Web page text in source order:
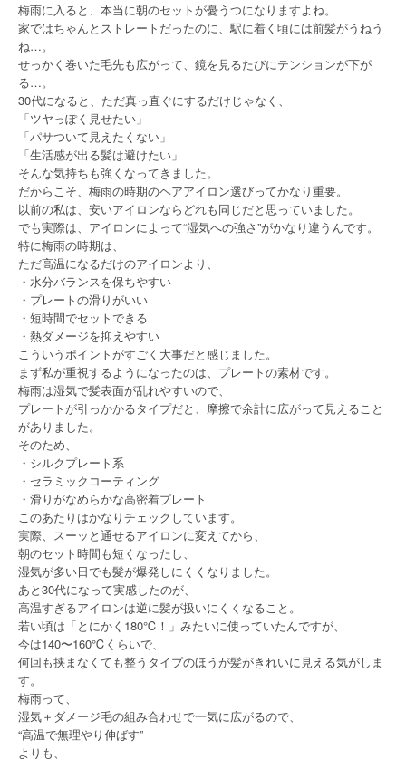
梅雨に入ると、本当に朝のセットが憂うつになりますよね。
家ではちゃんとストレートだったのに、駅に着く頃には前髪がうねう
ね…。
せっかく巻いた毛先も広がって、鏡を見るたびにテンションが下が
る…。
30代になると、ただ真っ直ぐにするだけじゃなく、
「ツヤっぽく見せたい」
「パサついて見えたくない」
「生活感が出る髪は避けたい」
そんな気持ちも強くなってきました。
だからこそ、梅雨の時期のヘアアイロン選びってかなり重要。
以前の私は、安いアイロンならどれも同じだと思っていました。
でも実際は、アイロンによって“湿気への強さ”がかなり違うんです。
特に梅雨の時期は、
ただ高温になるだけのアイロンより、
・水分バランスを保ちやすい
・プレートの滑りがいい
・短時間でセットできる
・熱ダメージを抑えやすい
こういうポイントがすごく大事だと感じました。
まず私が重視するようになったのは、プレートの素材です。
梅雨は湿気で髪表面が乱れやすいので、
プレートが引っかかるタイプだと、摩擦で余計に広がって見えること
がありました。
そのため、
・シルクプレート系
・セラミックコーティング
・滑りがなめらかな高密着プレート
このあたりはかなりチェックしています。
実際、スーッと通せるアイロンに変えてから、
朝のセット時間も短くなったし、
湿気が多い日でも髪が爆発しにくくなりました。
あと30代になって実感したのが、
高温すぎるアイロンは逆に髪が扱いにくくなること。
若い頃は「とにかく180℃！」みたいに使っていたんですが、
今は140〜160℃くらいで、
何回も挟まなくても整うタイプのほうが髪がきれいに見える気がしま
す。
梅雨って、
湿気＋ダメージ毛の組み合わせで一気に広がるので、
“高温で無理やり伸ばす”
よりも、